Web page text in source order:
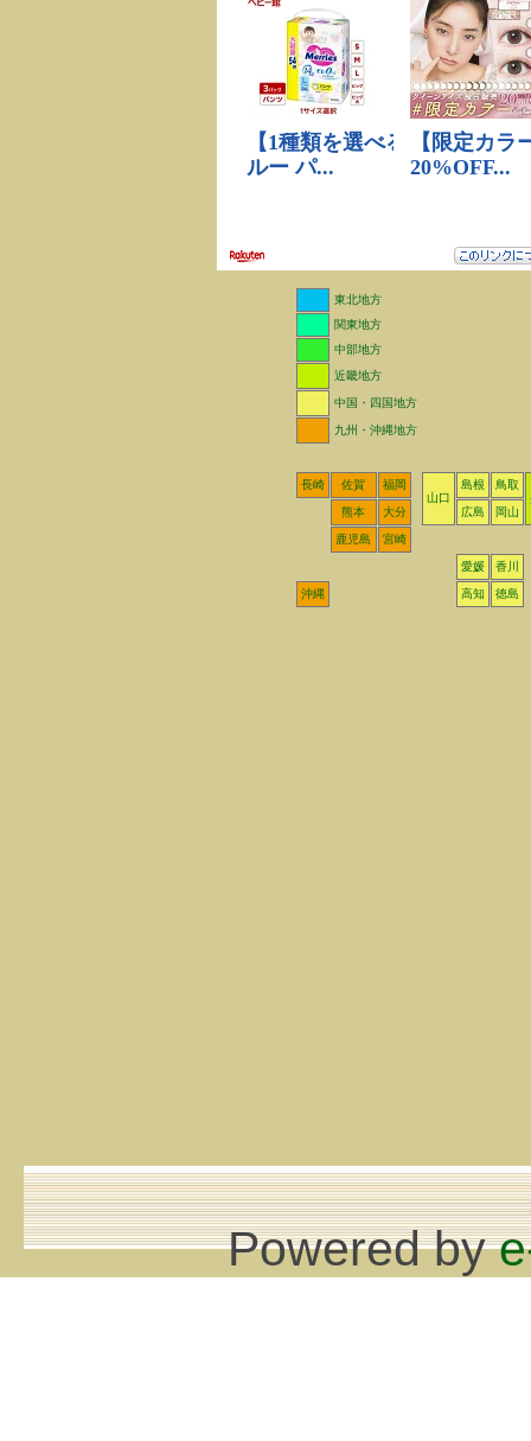
東北地方
関東地方
中部地方
近畿地方
中国・四国地方
九州・沖縄地方
長崎 佐賀
福岡
山口
島根
鳥取
熊本
大分 広島 岡山
鹿児島 宮崎
愛媛 香川
沖縄 高知 徳島
Powered by